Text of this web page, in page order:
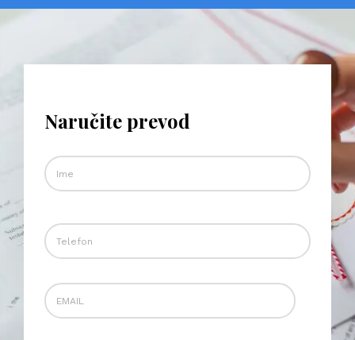
Naručite prevod